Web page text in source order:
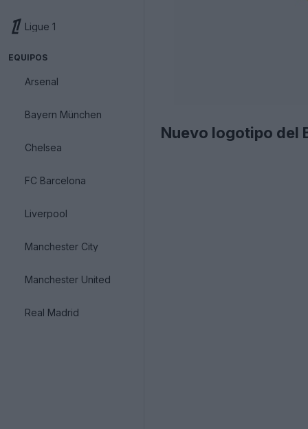
Ligue 1
EQUIPOS
Arsenal
Bayern München
Chelsea
FC Barcelona
Liverpool
Manchester City
Manchester United
Real Madrid
Nuevo logotipo del